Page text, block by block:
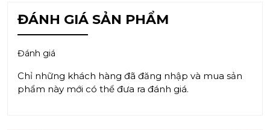
ĐÁNH GIÁ SẢN PHẨM
Đánh giá
Chỉ những khách hàng đã đăng nhập và mua sản
phẩm này mới có thể đưa ra đánh giá.